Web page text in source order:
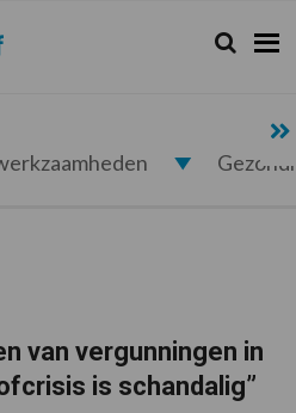
Zoeken...
Zoek
van vergunningen in
is schandalig”